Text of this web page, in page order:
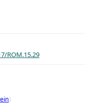
ROM.15.29
)